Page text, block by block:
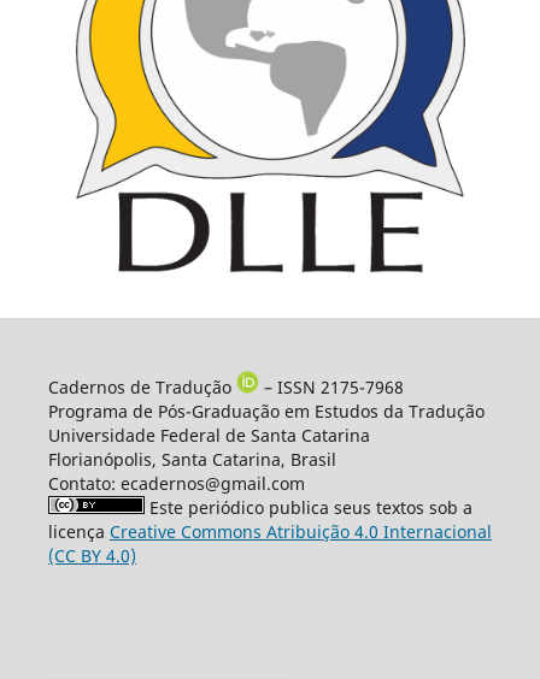
Cadernos de Tradução
– ISSN 2175-7968
Programa de Pós-Graduação em Estudos da Tradução
Universidade Federal de Santa Catarina
Florianópolis, Santa Catarina, Brasil
Contato: ecadernos@gmail.com
Este periódico publica seus textos sob a
licença Creative Commons Atribuição 4.0 Internacional
(CC BY 4.0)